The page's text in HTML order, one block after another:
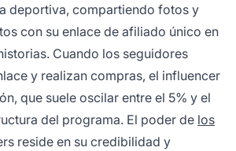
deportiva, compartiendo fotos y
con su enlace de afiliado único en
Cuando los seguidores
y realizan compras, el influencer
que suele oscilar entre el 5% y el
del programa. El poder de los
reside en su credibilidad y